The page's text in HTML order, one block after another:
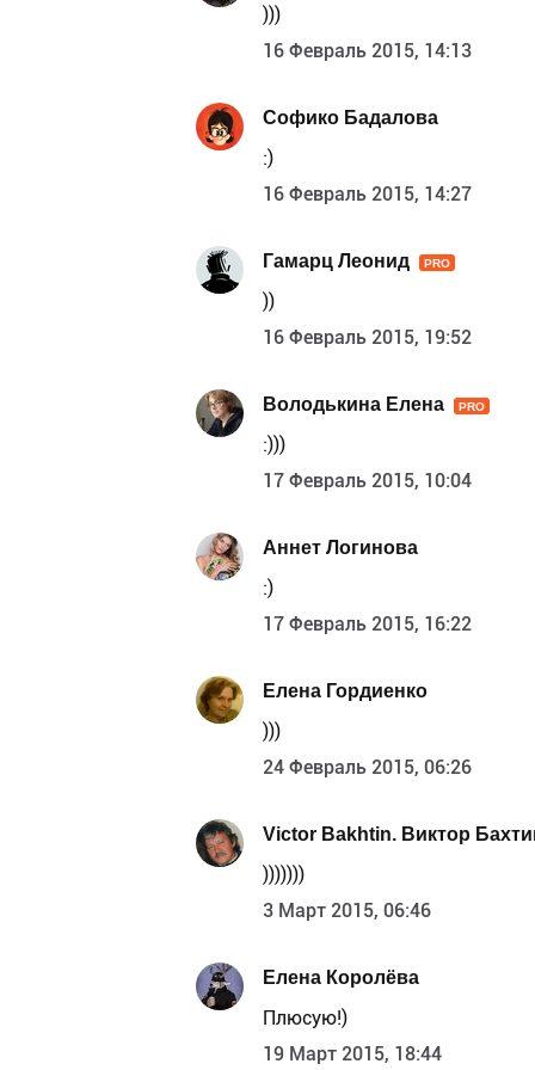
)))
16 Февраль 2015, 14:13
Софико Бадалова
:)
16 Февраль 2015, 14:27
Гамарц Леонид PRO
))
16 Февраль 2015, 19:52
Володькина Елена PRO
:)))
17 Февраль 2015, 10:04
Аннет Логинова
:)
17 Февраль 2015, 16:22
Елена Гордиенко
)))
24 Февраль 2015, 06:26
Victor Bakhtin. Виктор
)))))))
3 Март 2015, 06:46
Елена Королёва
Плюсую!)
19 Март 2015, 18:44